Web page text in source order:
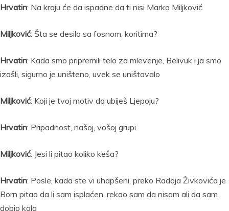
Hrvatin: Na kraju će da ispadne da ti nisi Marko Miljković
Miljković: Šta se desilo sa fosnom, koritima?
Hrvatin: Kada smo pripremili telo za mlevenje, Belivuk i ja smo
izašli, sigurno je uništeno, uvek se uništavalo
Miljković: Koji je tvoj motiv da ubiješ Ljepoju?
Hrvatin: Pripadnost, našoj, vošoj grupi
Miljković: Jesi li pitao koliko keša?
Hrvatin: Posle, kada ste vi uhapšeni, preko Radoja Živkovića je
Born pitao da li sam isplaćen, rekao sam da nisam ali da sam
dobio kola